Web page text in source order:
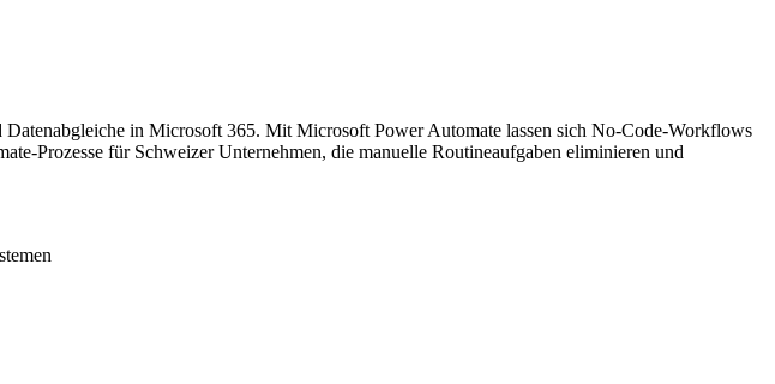
in Microsoft 365. Mit Microsoft Power Automate lassen sich No-Code-Workflows
Prozesse für Schweizer Unternehmen, die manuelle Routineaufgaben eliminieren und